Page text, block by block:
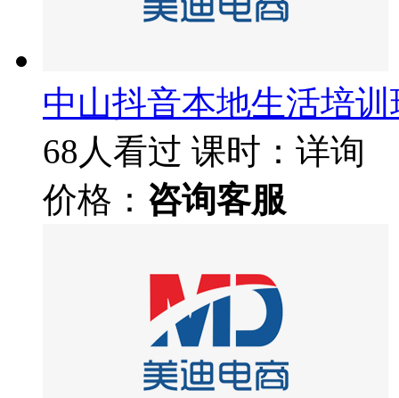
中山抖音本地生活培训
68人看过 课时：详询
价格： 咨询客服